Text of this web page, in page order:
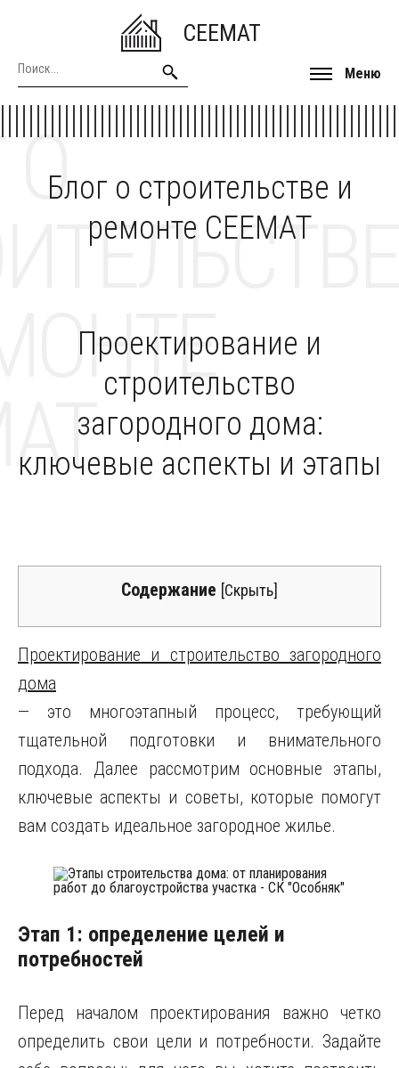
CEEMAT
Меню
Блог о строительстве и
ремонте CEEMAT
О
Проектирование и
строительство
загородного дома:
ключевые аспекты и этапы
Содержание [Скрыть]
Проектирование и строительство загородного
дома
— это многоэтапный процесс, требующий
тщательной подготовки и внимательного
подхода. Далее рассмотрим основные этапы,
ключевые аспекты и советы, которые помогут
вам создать идеальное загородное жилье.
Этап 1: определение целей и
потребностей
Перед началом проектирования важно четко
определить свои цели и потребности. Задайте